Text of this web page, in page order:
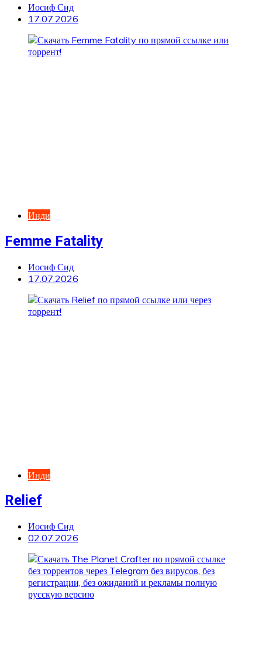
Иосиф Сид
17.07.2026
Инди
Femme Fatality
Иосиф Сид
17.07.2026
Инди
Relief
Иосиф Сид
02.07.2026